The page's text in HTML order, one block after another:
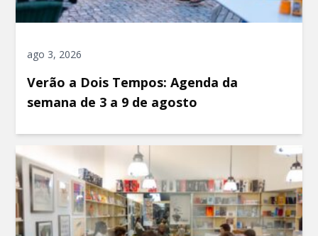
ago 3, 2026
Verão a Dois Tempos: Agenda da
semana de 3 a 9 de agosto